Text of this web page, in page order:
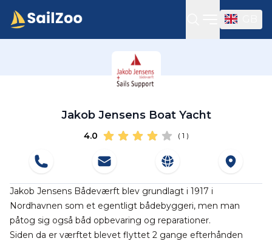
Open
Jakob Jensens Boat Yacht
4.0 ( 1 )
​Jakob Jensens Bådeværft blev grundlagt i 1917 i
Nordhavnen som et egentligt bådebyggeri, men man
påtog sig også båd opbevaring og reparationer.
Siden da er værftet blevet flyttet 2 gange efterhånden